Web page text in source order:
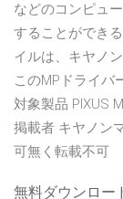
などのコンピュ
することができ
イルは、キヤノ
このMPドライバ
対象製品 PIXUS
掲載者 キヤノン
可無く転載不可
無料ダウンロー